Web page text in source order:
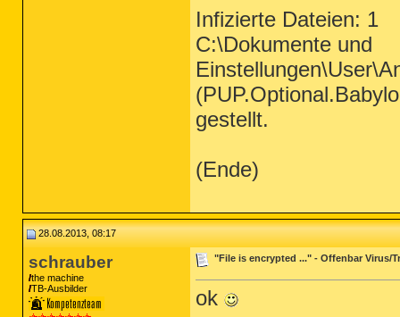
Infizierte Dateien: 1
C:\Dokumente und
gestellt.
(Ende)
28.08.2013, 08:17
schrauber
the machine
TB-Ausbilder
"File is encrypted ..." - Offenbar Virus/
ok